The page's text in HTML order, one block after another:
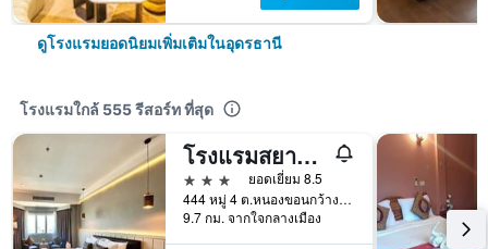
ดูโรงแรมยอดนิยมเพิ่มเติมในอุดรธานี
โรงแรมใกล้ 555 รีสอร์ท ที่สุด
โรงแรมสยามแกรนด์
3 ดาว
ยอดเยี่ยม 8.5
444 หมู่ 4 ต.หนองขอนกว้าง อ.เมือง จ.อุดรธานี, อุดรธานี, ประเทศไทย
9.7 กม. จากใจกลางเมือง